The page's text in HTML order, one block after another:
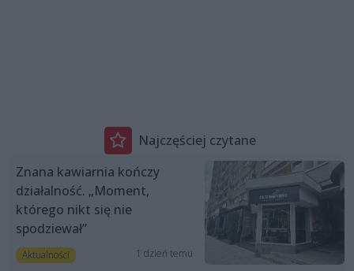
Najczęściej czytane
Znana kawiarnia kończy
działalność. „Moment,
którego nikt się nie
spodziewał”
Aktualności 1 dzień temu